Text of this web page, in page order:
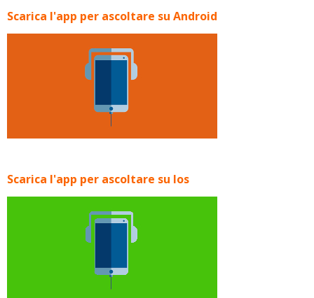
Scarica l'app per ascoltare su Android
Scarica l'app per ascoltare su Ios